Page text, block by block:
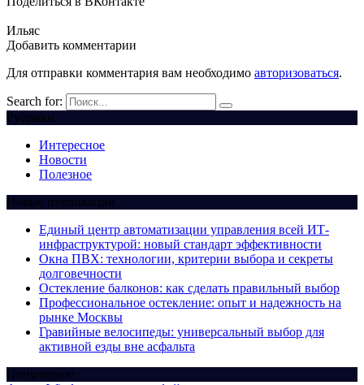
Ильяс
Добавить комментарии
Для отправки комментария вам необходимо авторизоваться.
Search for:
Рубрики
Интересное
Новости
Полезное
Новые публикации
Единый центр автоматизации управления всей ИТ-
инфраструктурой: новый стандарт эффективности
Окна ПВХ: технологии, критерии выбора и секреты
долговечности
Остекление балконов: как сделать правильный выбор
Профессиональное остекление: опыт и надежность на
рынке Москвы
Гравийные велосипеды: универсальный выбор для
активной езды вне асфальта
Популярное